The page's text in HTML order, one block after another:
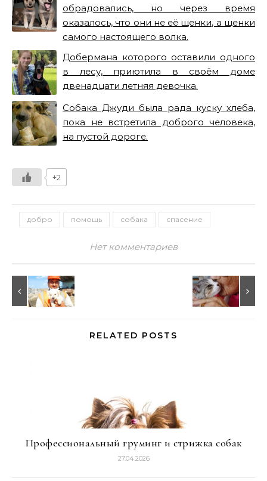
обрадовались, но через время
оказалось, что они не её щенки, а щенки
самого настоящего волка.
Добермана которого оставили одного
в лесу, приютила в своём доме
двенадцати летняя девочка.
Собака Джуди была рада куску хлеба,
пока не встретила доброго человека,
на пустой дороге.
+2
добро помощь собака спасение
Нет комментариев
RELATED POSTS
Профессиональный груминг и стрижка собак
27.04.2026